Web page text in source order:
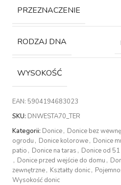
PRZEZNACZENIE
RODZAJ DNA
WYSOKOŚĆ
EAN: 5904194683023
SKU: DNWESTA70_TER
Kategorii: Donice, Donice bez
ogrodu , Donice kolorowe, Donice
patio , Donice na taras , Donice od
, Donice przed wejście do domu ,
zewnętrzne, Kształty donic,
Wysokość donic